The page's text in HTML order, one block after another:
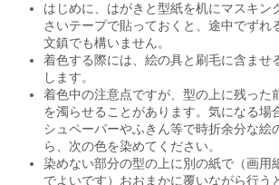
はじめに、はがきと型紙を机にマスキン
さいテープで貼っておくと、途中でずれ
文鎮でも構いません。
着色する際には、絵の具と刷毛に含ませ
します。
着色中の注意点ですが、型の上に残った
を濁らせることがあります。気になる場
シュペーパーやふきん等で時折余分な絵
ら、次の色を染めてください。
染めない部分の型の上に別の紙で（画用
でよいです）おおまかに覆いながら行う